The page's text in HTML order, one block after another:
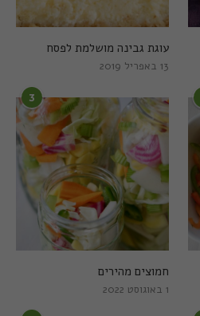
עוגת גבינה מושלמת לפסח
13 באפריל 2019
3
חמוצים מהירים
1 באוגוסט 2022